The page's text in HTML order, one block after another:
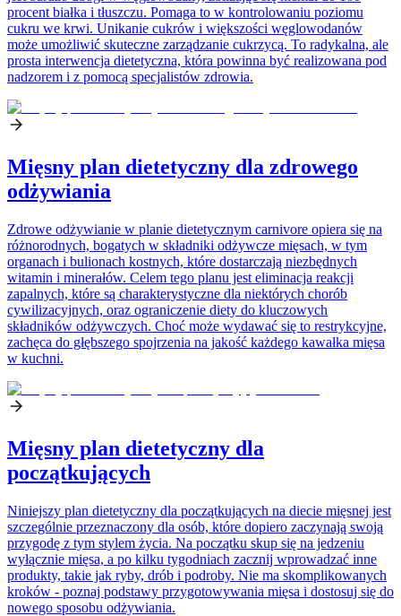
procent białka i tłuszczu. Pomaga to w kontrolowaniu poziomu
cukru we krwi. Unikanie cukrów i większości węglowodanów
może umożliwić skuteczne zarządzanie cukrzycą. To radykalna, ale
prosta interwencja dietetyczna, która powinna być realizowana pod
nadzorem i z pomocą specjalistów zdrowia.
Mięsny plan dietetyczny dla zdrowego
odżywiania
Zdrowe odżywianie w planie dietetycznym carnivore opiera się na
różnorodnych, bogatych w składniki odżywcze mięsach, w tym
organach i bulionach kostnych, które dostarczają niezbędnych
witamin i minerałów. Celem tego planu jest eliminacja reakcji
zapalnych, które są charakterystyczne dla niektórych chorób
cywilizacyjnych, oraz ograniczenie diety do kluczowych
składników odżywczych. Choć może wydawać się to restrykcyjne,
zachęca do głębszego spojrzenia na jakość każdego kawałka mięsa
w kuchni.
Mięsny plan dietetyczny dla
początkujących
Niniejszy plan dietetyczny dla początkujących na diecie mięsnej jest
szczególnie przeznaczony dla osób, które dopiero zaczynają swoją
przygodę z tym stylem życia. Na początku skup się na jedzeniu
wyłącznie mięsa, a po kilku tygodniach zacznij wprowadzać inne
produkty, takie jak ryby, drób i podroby. Nie ma skomplikowanych
kroków - poznaj podstawy przygotowywania mięsa i dostosuj się do
nowego sposobu odżywiania.